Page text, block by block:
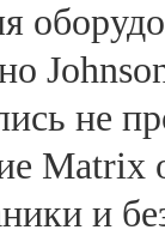
не
Matrix
и